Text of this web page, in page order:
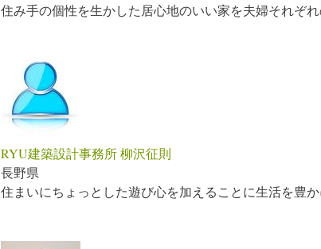
住み手の個性を生かした居心地のいい家を夫婦それぞ
RYU建築設計事務所 柳沢征則
長野県
住まいにちょっとした遊び心を加えることに生活を豊